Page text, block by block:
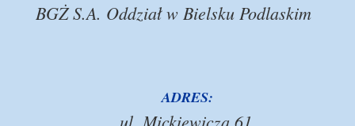
BGŻ S.A. Oddział w Bielsku Podlaskim
ADRES: